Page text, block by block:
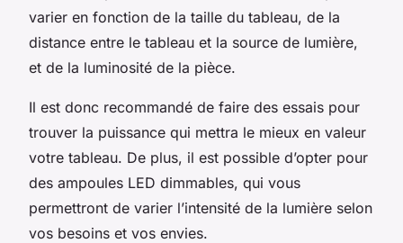
varier en fonction de la taille du tableau, de la
distance entre le tableau et la source de lumière,
et de la luminosité de la pièce.
Il est donc recommandé de faire des essais pour
trouver la puissance qui mettra le mieux en valeur
votre tableau. De plus, il est possible d’opter pour
des ampoules LED dimmables, qui vous
permettront de varier l’intensité de la lumière selon
vos besoins et vos envies.